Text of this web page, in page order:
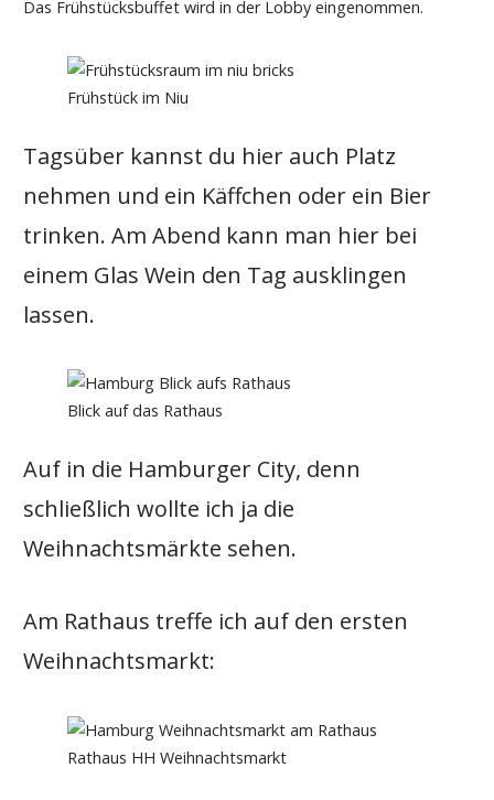
Das Frühstücksbuffet wird in der Lobby eingenommen.
Frühstück im Niu
Tagsüber kannst du hier auch Platz
nehmen und ein Käffchen oder ein Bier
trinken. Am Abend kann man hier bei
einem Glas Wein den Tag ausklingen
lassen.
Blick auf das Rathaus
Auf in die Hamburger City, denn
schließlich wollte ich ja die
Weihnachtsmärkte sehen.
Am Rathaus treffe ich auf den ersten
Weihnachtsmarkt:
Rathaus HH Weihnachtsmarkt